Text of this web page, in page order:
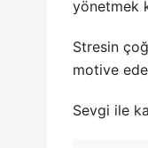
yönetmek
Stresin
motive
Sevgi ile